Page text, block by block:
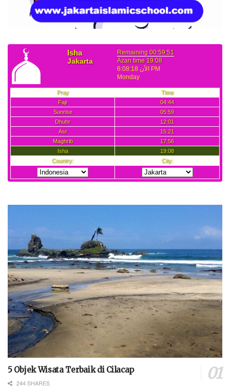
5 Objek Wisata Terbaik di Cilacap
244 SHARES